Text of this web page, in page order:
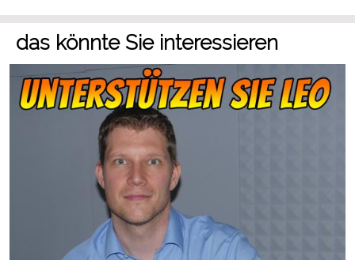
das könnte Sie interessieren
eine Leo-Spende